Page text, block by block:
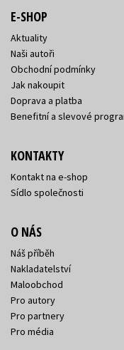
E-SHOP
Aktuality
Naši autoři
Obchodní podmínky
Jak nakoupit
Doprava a platba
Benefitní a slevové
KONTAKTY
Kontakt na e-shop
Sídlo společnosti
O NÁS
Náš příběh
Nakladatelství
Maloobchod
Pro autory
Pro partnery
Pro média